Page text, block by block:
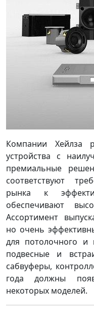
Компании Хейлза
устройства с
премиальные
соответствуют
рынка к
обеспечивают
Ассортимент
но очень
для потолочного и
подвесные и
сабвуферы,
года должны
некоторых моделей.